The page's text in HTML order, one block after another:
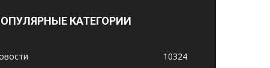
КАТЕГОРИИ
10324